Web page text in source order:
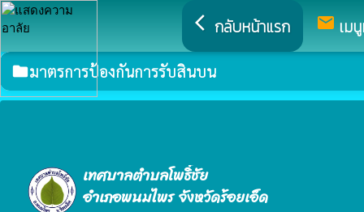
arrow_back_ios กลับหน้าแรก mail เม
folderมาตรการป้องกันการรับสินบน
เทศบาลตำบลโพธิ์ชัย
อำเภอพนมไพร จังหวัดร้อยเอ็ด